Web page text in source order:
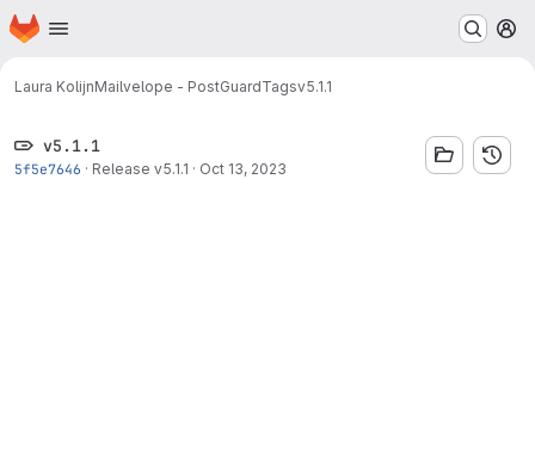
Skip to main content
Homepage
Laura KolijnMailvelope - PostGuardTagsv5.1.1
v5.1.1
5f5e7646 · Release v5.1.1 · Oct 13, 2023